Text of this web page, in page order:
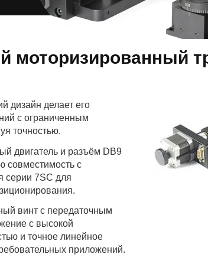
моторизированный
дизайн делает его
с ограниченным
точностью.
двигатель и разъём DB9
совместимость с
серии 7SC для
винт с передаточным
с высокой
и точное линейное
приложений.